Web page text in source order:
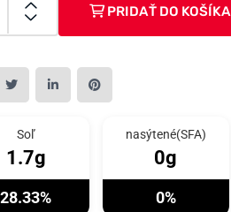
PRIDAŤ DO KOŠÍKA
Soľ
1.7g
28.33%
nasýtené(SFA)
0g
0%